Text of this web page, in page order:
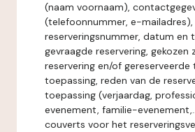
(naam voornaam),
(telefoonnummer, e-mailadres),
reserveringsnummer, datum en
gevraagde reservering, gekozen
reservering en/of gereserveerde
toepassing, reden van de
toepassing (verjaardag,
evenement, familie-
couverts voor het